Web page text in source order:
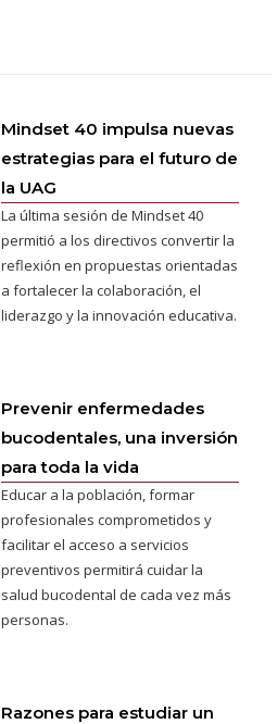
Mindset 40 impulsa nuevas
estrategias para el futuro de
la UAG
La última sesión de Mindset 40
permitió a los directivos convertir la
reflexión en propuestas orientadas
a fortalecer la colaboración, el
liderazgo y la innovación educativa.
Prevenir enfermedades
bucodentales, una inversión
para toda la vida
Educar a la población, formar
profesionales comprometidos y
facilitar el acceso a servicios
preventivos permitirá cuidar la
salud bucodental de cada vez más
personas.
Razones para estudiar un